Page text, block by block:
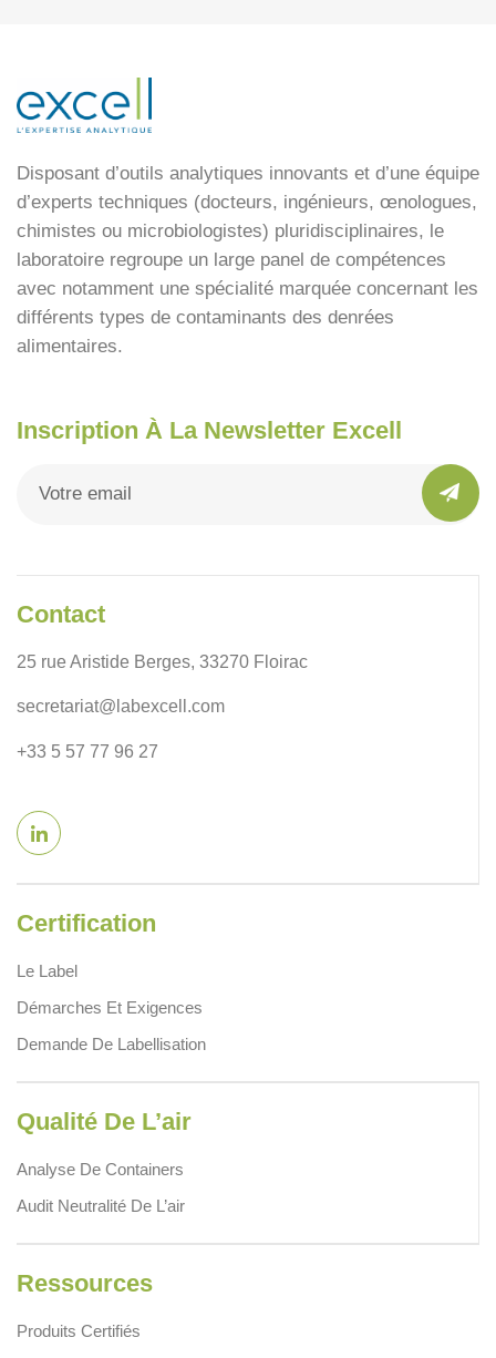
Disposant d’outils analytiques innovants et d’une équipe
d’experts techniques (docteurs, ingénieurs, œnologues,
chimistes ou microbiologistes) pluridisciplinaires, le
laboratoire regroupe un large panel de compétences
avec notamment une spécialité marquée concernant les
différents types de contaminants des denrées
alimentaires.
Inscription À La Newsletter Excell
Contact
25 rue Aristide Berges, 33270 Floirac
secretariat@labexcell.com
+33 5 57 77 96 27
Certification
Le Label
Démarches Et Exigences
Demande De Labellisation
Qualité De L’air
Analyse De Containers
Audit Neutralité De L’air
Ressources
Produits Certifiés